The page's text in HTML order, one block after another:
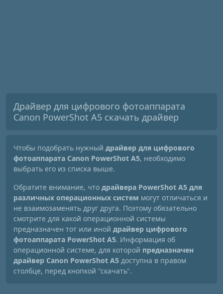
Драйвер для цифрового фотоаппарата
Canon PowerShot A5 скачать драйвер
Чтобы подобрать нужный драйвер для цифрового
фотоаппарата Canon PowerShot A5, необходимо
выбрать его из списка выше.
Обратите внимание, что драйвера PowerShot A5 для
различных операционных систем могут отличаться и
не взаимозаменять друг друга. Поэтому обязательно
смотрите для какой операционной системы
предназначен тот или иной драйвер цифрового
фотоаппарата PowerShot A5. Информация об
операционной системе, для которой предназначен
драйвер Canon PowerShot A5 доступна в правом
столбце, перед кнопкой "скачать".